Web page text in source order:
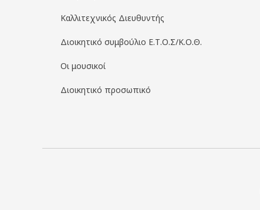
Καλλιτεχνικός Διευθυντής
Διοικητικό συμβούλιο Ε.Τ.Ο.Σ/Κ.Ο.Θ.
Οι μουσικοί
Διοικητικό προσωπικό